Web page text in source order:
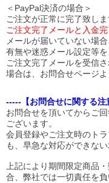
＜PayPal決済の場合＞
ご注文が正常に完了致しま
ご注文完了メールと入金
メールが届いていない場
有無や迷惑メール設定等を
ご注文完了メールを受信
場合は、お問合せページよ
-----【お問合せに関する注
お問合せを頂いてからご
ございます。
会員登録やご注文時のト
も、早急な対応ができない
上記により期間限定商品
合、弊社では一切責任を